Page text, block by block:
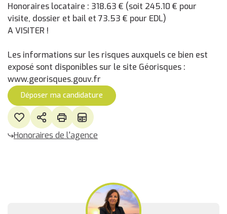
Honoraires locataire : 318.63 € (soit 245.10 € pour
visite, dossier et bail et 73.53 € pour EDL)
A VISITER !
Les informations sur les risques auxquels ce bien est
exposé sont disponibles sur le site Géorisques :
www.georisques.gouv.fr
Déposer ma candidature
Honoraires de l'agence